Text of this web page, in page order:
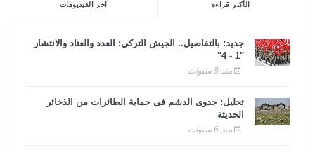
الأكثر قراءة آخر الفيديوهات
جديد: بالتفاصيل.. الجيش التركي: العدد والعتاد والانتشار
"1 - 4"
منذ 8 سنوات
تحليل: جدوى الدشم فى حماية الطائرات من الذخائر
الحديثة
منذ 6 سنوات